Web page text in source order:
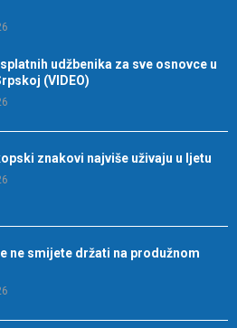
udžbenika za sve osnovce u
(VIDEO)
znakovi najviše uživaju u ljetu
ne smijete držati na produžnom